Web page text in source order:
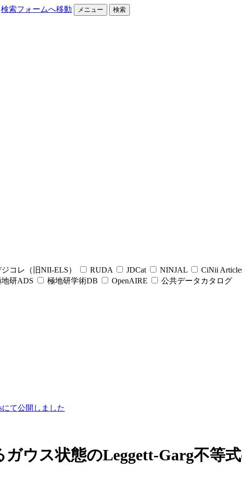
検索フォームへ移動 メニュー 検索
コレ（旧NII-ELS） RUDA JDCat NINJAL CiNii
地研ADS 極地研学術DB OpenAIRE 公共データカタログ
て公開しました
ウス状態のLeggett-Garg不等